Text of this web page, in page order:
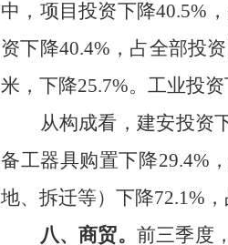
中，项目投资下降40.5%
资下降40.4% ，占全部投
米，下降25.7%。 工业投资
从构成看，建安投资
备工器具购置下降29.4%
地、拆迁等）下降72.1%
八、商贸。 前三季度，